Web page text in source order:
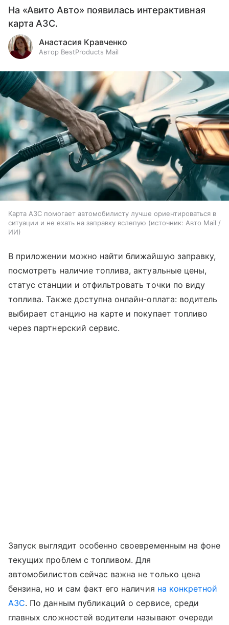
На «Авито Авто» появилась интерактивная
карта АЗС.
Анастасия Кравченко
Автор BestProducts Mail
Карта АЗС помогает автомобилисту лучше ориентироваться в
ситуации и не ехать на заправку вслепую
источник: Авто Mail /
ИИ
В приложении можно найти ближайшую заправку,
посмотреть наличие топлива, актуальные цены,
статус станции и отфильтровать точки по виду
топлива. Также доступна онлайн-оплата: водитель
выбирает станцию на карте и покупает топливо
через партнерский сервис.
Запуск выглядит особенно своевременным на фоне
текущих проблем с топливом. Для
автомобилистов сейчас важна не только цена
бензина, но и сам факт его наличия на конкретной
АЗС. По данным публикаций о сервисе, среди
главных сложностей водители называют очереди